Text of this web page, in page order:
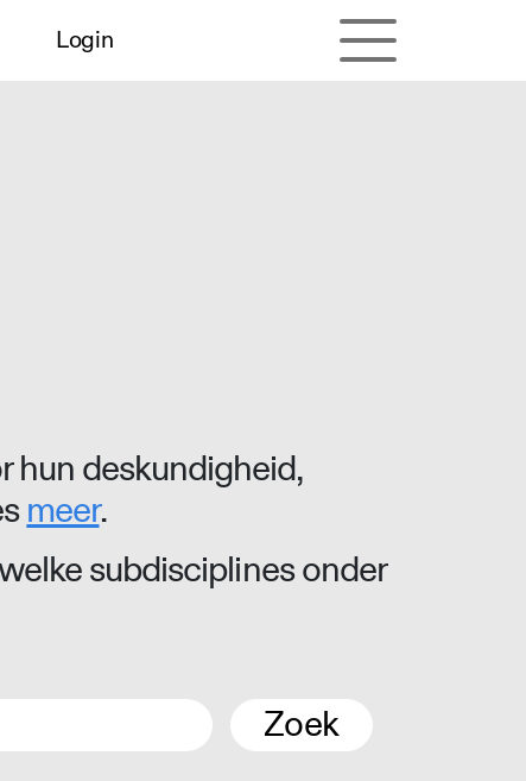
Login
hun deskundigheid,
meer.
subdisciplines onder
Zoek